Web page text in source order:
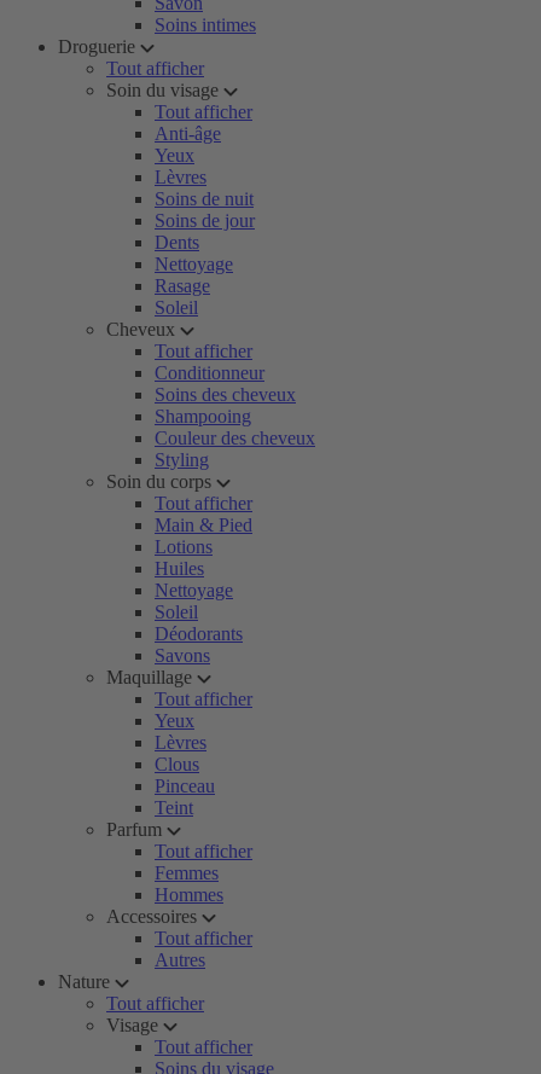
Soins intimes
Droguerie
Tout afficher
Soin du visage
Tout afficher
Anti-âge
Yeux
Lèvres
Soins de nuit
Soins de jour
Dents
Nettoyage
Rasage
Soleil
Cheveux
Tout afficher
Conditionneur
Soins des cheveux
Shampooing
Couleur des cheveux
Styling
Soin du corps
Tout afficher
Main & Pied
Lotions
Huiles
Nettoyage
Soleil
Déodorants
Savons
Maquillage
Tout afficher
Yeux
Lèvres
Clous
Pinceau
Teint
Parfum
Tout afficher
Femmes
Hommes
Accessoires
Tout afficher
Autres
Nature
Tout afficher
Visage
Tout afficher
Soins du visage